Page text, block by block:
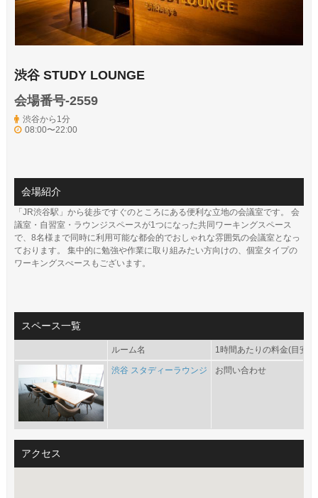
渋谷 STUDY LOUNGE
会場番号-2559
渋谷から1分
08:00〜22:00
会場紹介
「JR渋谷駅」から徒歩ですぐのところにある便利な立地の会議室です。 会
議室・自習室・ラウンジスペースが1つになった共同ワーキングスペース
で、8名様まで同時に利用可能な都会的でおしゃれな雰囲気の会議室となっ
ております。 集中的に勉強や作業に取り組みたい方向けの、個室タイプの
ワーキングスぺースもございます。
スペース一覧
ルーム名 1時間あたりの料金(目安)
渋谷 スタディーラウンジ お問い合わせ
アクセス